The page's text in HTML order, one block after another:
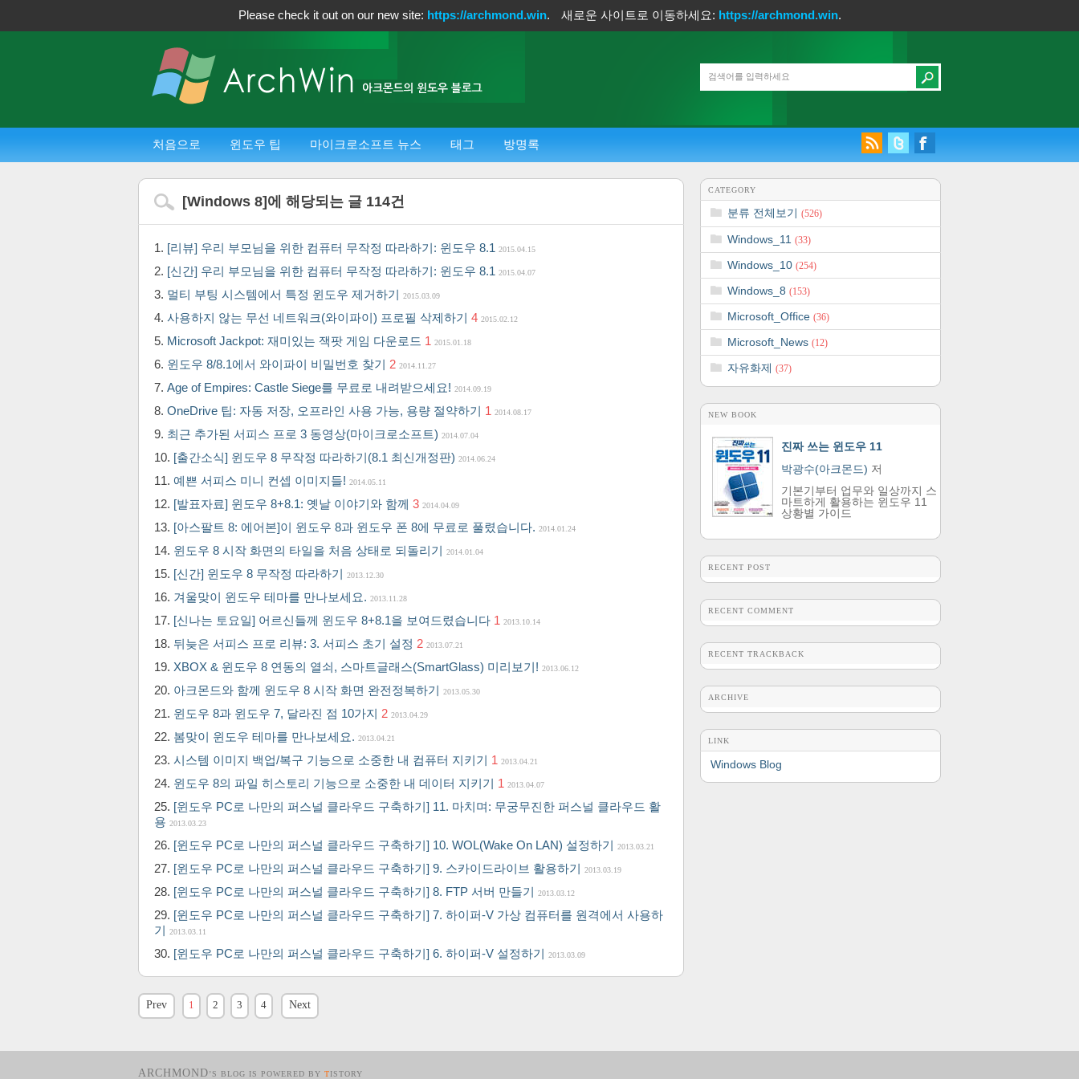
Please check it out on our new site: https://archmond.win. 새로운 사이트로 이동하세요: https://archmond.win.
처음으로 윈도우 팁 마이크로소프트 뉴스 태그 방명록
[Windows 8]에 해당되는 글 114건
[리뷰] 우리 부모님을 위한 컴퓨터 무작정 따라하기: 윈도우 8.1 2015.04.15
[신간] 우리 부모님을 위한 컴퓨터 무작정 따라하기: 윈도우 8.1 2015.04.07
멀티 부팅 시스템에서 특정 윈도우 제거하기 2015.03.09
사용하지 않는 무선 네트워크(와이파이) 프로필 삭제하기 4 2015.02.12
Microsoft Jackpot: 재미있는 잭팟 게임 다운로드 1 2015.01.18
윈도우 8/8.1에서 와이파이 비밀번호 찾기 2 2014.11.27
Age of Empires: Castle Siege를 무료로 내려받으세요! 2014.09.19
OneDrive 팁: 자동 저장, 오프라인 사용 가능, 용량 절약하기 1 2014.08.17
최근 추가된 서피스 프로 3 동영상(마이크로소프트) 2014.07.04
[출간소식] 윈도우 8 무작정 따라하기(8.1 최신개정판) 2014.06.24
예쁜 서피스 미니 컨셉 이미지들! 2014.05.11
[발표자료] 윈도우 8+8.1: 옛날 이야기와 함께 3 2014.04.09
[아스팔트 8: 에어본]이 윈도우 8과 윈도우 폰 8에 무료로 풀렸습니다. 2014.01.24
윈도우 8 시작 화면의 타일을 처음 상태로 되돌리기 2014.01.04
[신간] 윈도우 8 무작정 따라하기 2013.12.30
겨울맞이 윈도우 테마를 만나보세요. 2013.11.28
[신나는 토요일] 어르신들께 윈도우 8+8.1을 보여드렸습니다 1 2013.10.14
뒤늦은 서피스 프로 리뷰: 3. 서피스 초기 설정 2 2013.07.21
XBOX & 윈도우 8 연동의 열쇠, 스마트글래스(SmartGlass) 미리보기! 2013.06.12
아크몬드와 함께 윈도우 8 시작 화면 완전정복하기 2013.05.30
윈도우 8과 윈도우 7, 달라진 점 10가지 2 2013.04.29
봄맞이 윈도우 테마를 만나보세요. 2013.04.21
시스템 이미지 백업/복구 기능으로 소중한 내 컴퓨터 지키기 1 2013.04.21
윈도우 8의 파일 히스토리 기능으로 소중한 내 데이터 지키기 1 2013.04.07
[윈도우 PC로 나만의 퍼스널 클라우드 구축하기] 11. 마치며: 무궁무진한 퍼스널 클라우드 활
용 2013.03.23
[윈도우 PC로 나만의 퍼스널 클라우드 구축하기] 10. WOL(Wake On LAN) 설정하기 2013.03.21
[윈도우 PC로 나만의 퍼스널 클라우드 구축하기] 9. 스카이드라이브 활용하기 2013.03.19
[윈도우 PC로 나만의 퍼스널 클라우드 구축하기] 8. FTP 서버 만들기 2013.03.12
[윈도우 PC로 나만의 퍼스널 클라우드 구축하기] 7. 하이퍼-V 가상 컴퓨터를 원격에서 사용하
기 2013.03.11
[윈도우 PC로 나만의 퍼스널 클라우드 구축하기] 6. 하이퍼-V 설정하기 2013.03.09
Prev 1 2 3 4 Next
CATEGORY
분류 전체보기 (526)
Windows_11 (33)
Windows_10 (254)
Windows_8 (153)
Microsoft_Office (36)
Microsoft_News (12)
자유화제 (37)
NEW BOOK
진짜 쓰는 윈도우 11
박광수(아크몬드) 저
기본기부터 업무와 일상까지 스
마트하게 활용하는 윈도우 11
상황별 가이드
RECENT POST
RECENT COMMENT
RECENT TRACKBACK
ARCHIVE
LINK
Windows Blog
ARCHMOND’S BLOG IS POWERED BY TISTORY